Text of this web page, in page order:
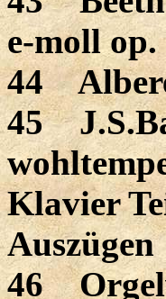
e-moll
44
45
Klavier
46